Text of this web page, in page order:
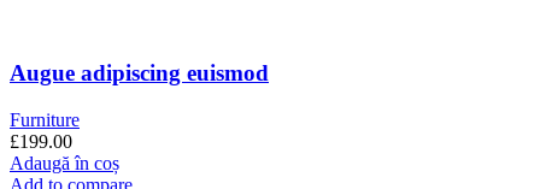
Augue adipiscing euismod
Furniture
£199.00
Adaugă în coș
Add to compare